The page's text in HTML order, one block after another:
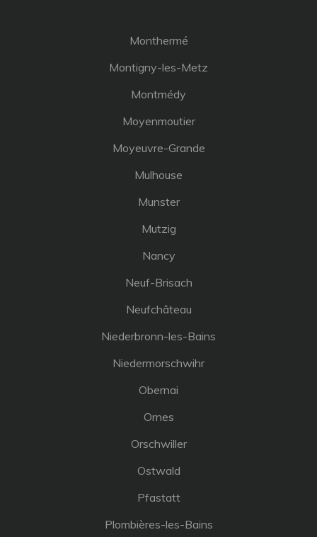
Monthermé
Montigny-les-Metz
Montmédy
Moyenmoutier
Moyeuvre-Grande
Mulhouse
Munster
Mutzig
Nancy
Neuf-Brisach
Neufchâteau
Niederbronn-les-Bains
Niedermorschwihr
Obernai
Ornes
Orschwiller
Ostwald
Pfastatt
Plombières-les-Bains